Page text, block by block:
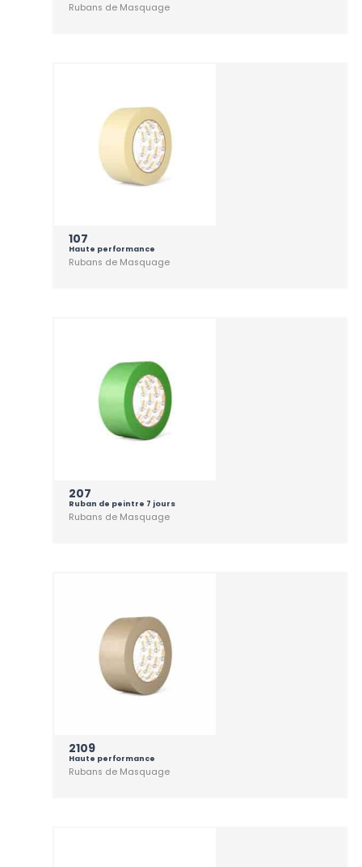
Rubans de Masquage
107
Haute performance
Rubans de Masquage
207
Ruban de peintre 7 jours
Rubans de Masquage
2109
Haute performance
Rubans de Masquage